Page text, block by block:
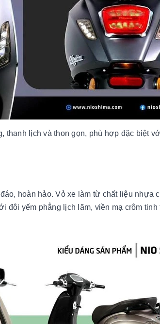
thanh lịch và thon gọn, phù hợp đặc biệt
hoàn hảo. Vỏ xe làm từ chất liệu nhựa
đôi yếm phẳng lịch lãm, viền mạ crôm tinh